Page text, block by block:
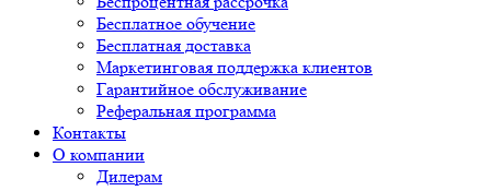
Бесплатное обучение
Бесплатная доставка
Маркетинговая поддержка клиентов
Гарантийное обслуживание
Реферальная программа
Контакты
О компании
Дилерам